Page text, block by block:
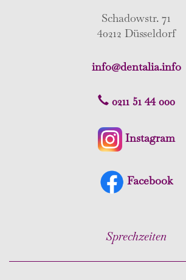
Schadowstr. 71
40212 Düsseldorf
info@dentalia.info
0211 51 44 000
Instagram
Facebook
Sprechzeiten